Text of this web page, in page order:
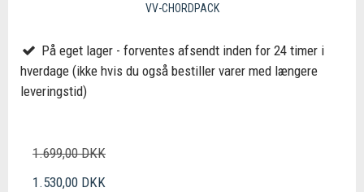
VV-CHORDPACK
På eget lager - forventes afsendt inden for 24 timer i
hverdage (ikke hvis du også bestiller varer med længere
leveringstid)
1.699,00 DKK
1.530,00 DKK